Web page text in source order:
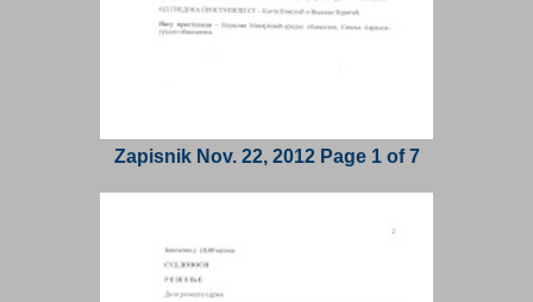
Zapisnik Nov. 22, 2012 Page 1 of 7